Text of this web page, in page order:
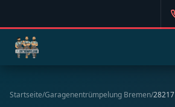
Startseite/Garagenentrümpelung Bremen/28217